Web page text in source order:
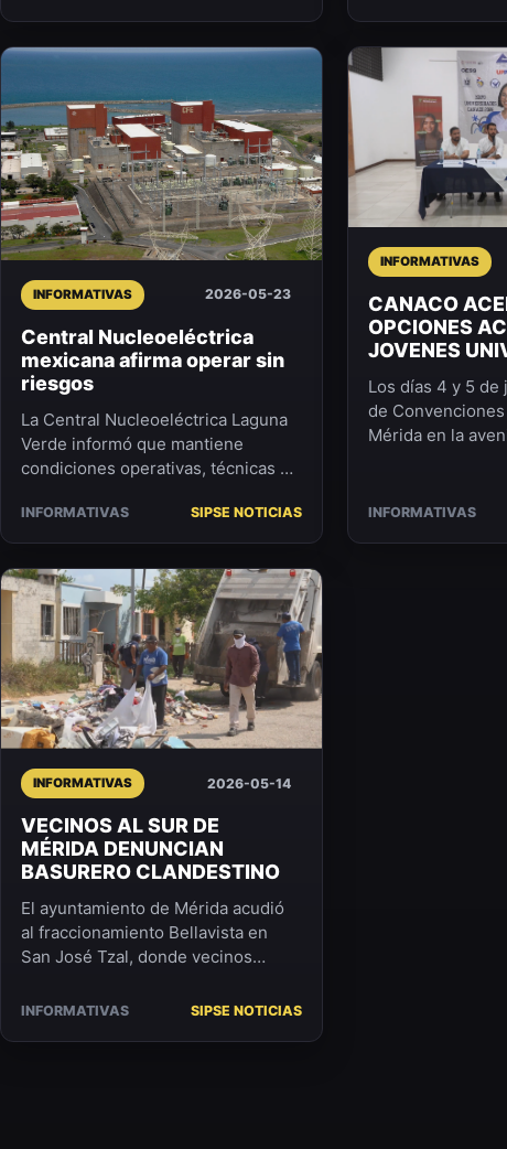
INFORMATIVAS 2026-05-23
Central Nucleoeléctrica
mexicana afirma operar sin
riesgos
La Central Nucleoeléctrica Laguna
Verde informó que mantiene
condiciones operativas, técnicas y
apego a la normatividad ...
INFORMATIVAS SIPSE NOTICIAS
INFORMATIVAS
CANACO
OPCIONES
JOVENES
Los días 4 y 5
de
Mérida en la
INFORMATIVAS
INFORMATIVAS 2026-05-14
VECINOS AL SUR DE
MÉRIDA DENUNCIAN
BASURERO CLANDESTINO
El ayuntamiento de Mérida acudió
al fraccionamiento Bellavista en
San José Tzal, donde vecinos
de basura que afecta a...
INFORMATIVAS SIPSE NOTICIAS